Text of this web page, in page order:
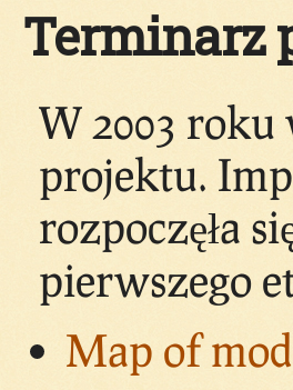
Terminarz
W 2003
projektu.
rozpoczęła
pierwszego
Map of